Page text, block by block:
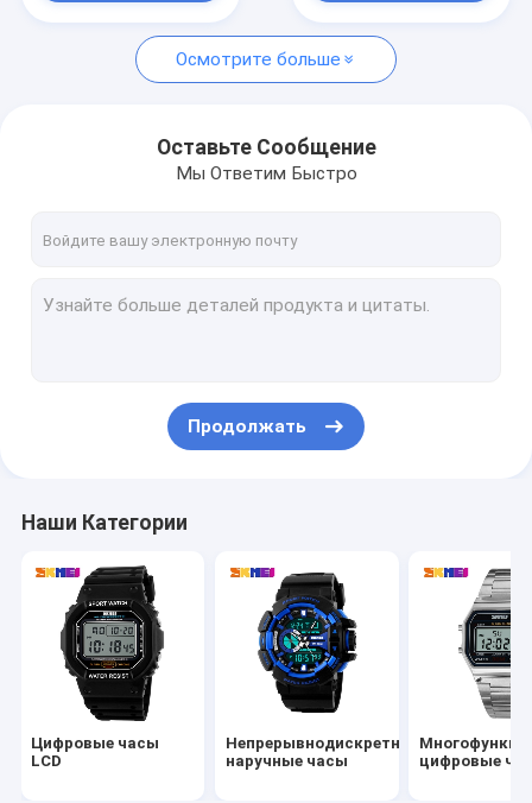
Цифровые часы экрана касания
Наручные часы СИД цифров
Многофункциональный дозор спорта
Осмотрите больше
Оставьте Сообщение
Мы Ответим Быстро
Продолжать
Наши Категории
Цифровые часы
LCD
Непрерывнодискретные
наручные часы
цифровые